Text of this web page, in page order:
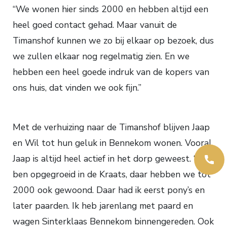
“We wonen hier sinds 2000 en hebben altijd een
heel goed contact gehad. Maar vanuit de
Timanshof kunnen we zo bij elkaar op bezoek, dus
we zullen elkaar nog regelmatig zien. En we
hebben een heel goede indruk van de kopers van
ons huis, dat vinden we ook fijn.”
Met de verhuizing naar de Timanshof blijven Jaap
en Wil tot hun geluk in Bennekom wonen. Vooral
Jaap is altijd heel actief in het dorp geweest. “Ik
ben opgegroeid in de Kraats, daar hebben we tot
2000 ook gewoond. Daar had ik eerst pony’s en
later paarden. Ik heb jarenlang met paard en
wagen Sinterklaas Bennekom binnengereden. Ook